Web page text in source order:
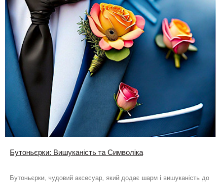
Бутоньєрки: Вишуканість та Символіка
Бутоньєрки, чудовий аксесуар, який додає шарм і вишуканість до